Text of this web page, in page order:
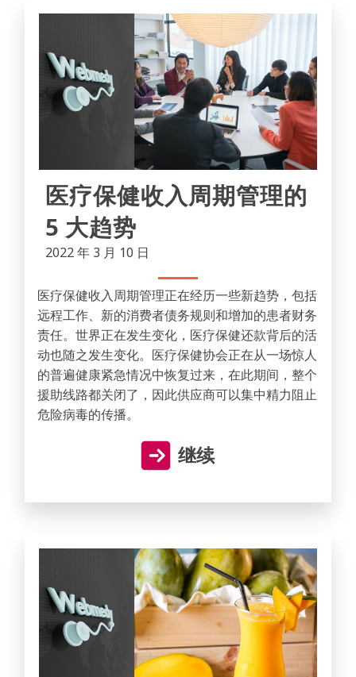
医疗保健收入周期管理的
5 大趋势
2022 年 3 月 10 日
医疗保健收入周期管理正在经历一些新趋势，包括
远程工作、新的消费者债务规则和增加的患者财务
责任。世界正在发生变化，医疗保健还款背后的活
动也随之发生变化。医疗保健协会正在从一场惊人
的普遍健康紧急情况中恢复过来，在此期间，整个
援助线路都关闭了，因此供应商可以集中精力阻止
危险病毒的传播。
继续